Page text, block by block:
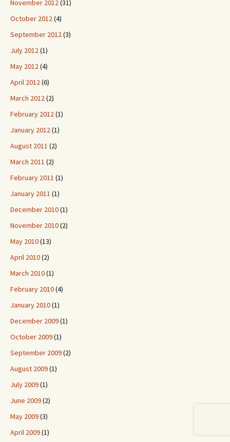
November 2012(31)
October 2012(4)
September 2012(3)
July 2012(1)
May 2012(4)
April 2012(6)
March 2012(2)
February 2012(1)
January 2012(1)
August 2011 (2)
March 2011 (2)
February 2011 (1)
January 2011 (1)
December 2010(1)
November 2010(2)
May 2010(13)
April 2010(2)
March 2010(1)
February 2010(4)
January 2010(1)
December 2009(1)
October 2009(1)
September 2009(2)
August 2009(1)
July 2009(1)
June 2009(2)
May 2009(3)
April 2009(1)